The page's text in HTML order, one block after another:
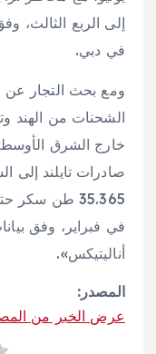
إلى الربع الثالث،
في دبي.
ومع بحث التجار عن
الشحنات من الهند
خارج الشرق
صادرات تايلند إلى
في فبراير، وفق
أناليتيكس».
المصدر:
عرض الخبر من